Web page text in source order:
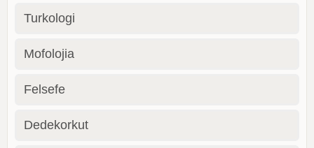
Turkologi
Mofolojia
Felsefe
Dedekorkut